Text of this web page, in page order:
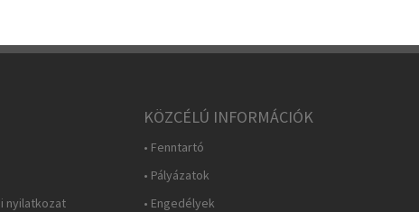
nyilatkozat
KÖZCÉLÚ INFORMÁCIÓK
• Fenntartó
• Pályázatok
• Engedélyek